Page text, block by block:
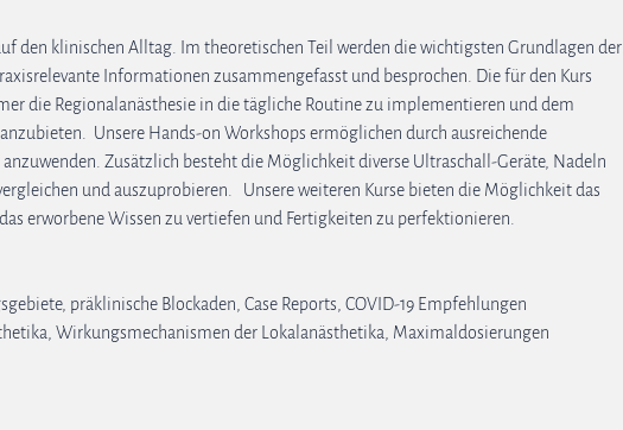
den klinischen Alltag. Im theoretischen Teil werden die wichtigsten Grundlagen der
Informationen zusammengefasst und besprochen. Die für den Kurs
die Regionalanästhesie in die tägliche Routine zu implementieren und dem
Unsere Hands-on Workshops ermöglichen durch ausreichende
Zusätzlich besteht die Möglichkeit diverse Ultraschall-Geräte, Nadeln
und auszuprobieren.   Unsere weiteren Kurse bieten die Möglichkeit das
erworbene Wissen zu vertiefen und Fertigkeiten zu perfektionieren.
präklinische Blockaden, Case Reports, COVID-19 Empfehlungen
Wirkungsmechanismen der Lokalanästhetika, Maximaldosierungen